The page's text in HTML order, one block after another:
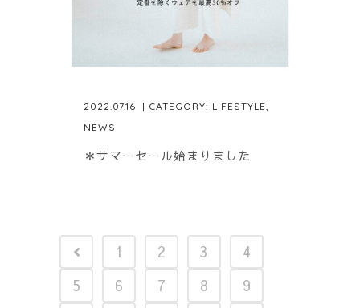
2022.07.16 | CATEGORY: LIFESTYLE,
NEWS
＊サマーセール始まりました
1 2 3
4
5
6 7 8
9